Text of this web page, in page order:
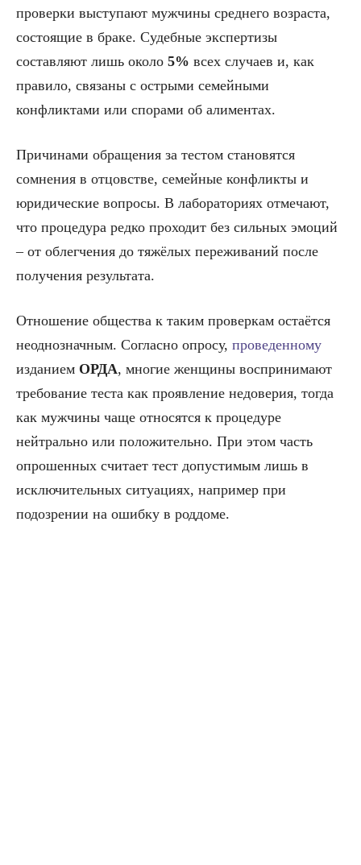
проверки выступают мужчины среднего возраста,
состоящие в браке. Судебные экспертизы
составляют лишь около 5% всех случаев и, как
правило, связаны с острыми семейными
конфликтами или спорами об алиментах.
Причинами обращения за тестом становятся
сомнения в отцовстве, семейные конфликты и
юридические вопросы. В лабораториях отмечают,
что процедура редко проходит без сильных эмоций
– от облегчения до тяжёлых переживаний после
получения результата.
Отношение общества к таким проверкам остаётся
неоднозначным. Согласно опросу, проведенному
изданием ОРДА, многие женщины воспринимают
требование теста как проявление недоверия, тогда
как мужчины чаще относятся к процедуре
нейтрально или положительно. При этом часть
опрошенных считает тест допустимым лишь в
исключительных ситуациях, например при
подозрении на ошибку в роддоме.